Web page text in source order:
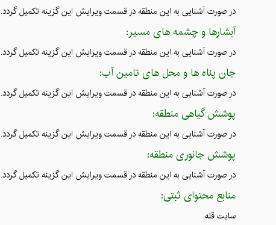
در صورت آشنایی به این منطقه در قسمت ویرایش این گزینه تکمیل گردد.
آبشارها و چشمه های مسیر:
در صورت آشنایی به این منطقه در قسمت ویرایش این گزینه تکمیل گردد.
جان پناه ها و محل های تامین آب:
در صورت آشنایی به این منطقه در قسمت ویرایش این گزینه تکمیل گردد.
پوشش گیاهی منطقه:
در صورت آشنایی به این منطقه در قسمت ویرایش این گزینه تکمیل گردد.
پوشش جانوری منطقه:
در صورت آشنایی به این منطقه در قسمت ویرایش این گزینه تکمیل گردد.
منابع محتوای ثبتی:
سایت قله